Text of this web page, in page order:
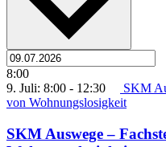
8:00
9. Juli: 8:00 - 12:30
SKM
von Wohnungslosigkeit
SKM Auswege –